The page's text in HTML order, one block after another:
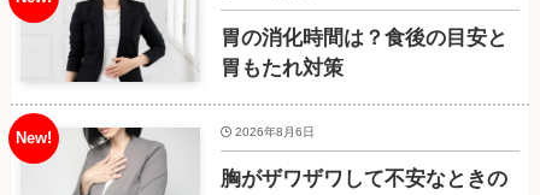
胃の消化時間は？食後の目安と
胃もたれ対策
胸がザワザワして不安なときの
2026年8月6日